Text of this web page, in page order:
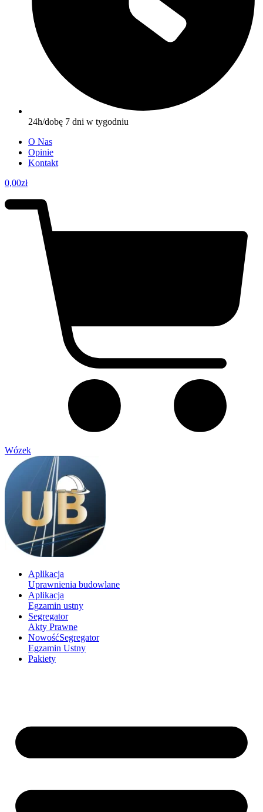
24h/dobę 7 dni w tygodniu
O Nas
Opinie
Kontakt
0,00zł
Wózek
Aplikacja
Uprawnienia budowlane
Aplikacja
Egzamin ustny
Segregator
Akty Prawne
NowośćSegregator
Egzamin Ustny
Pakiety